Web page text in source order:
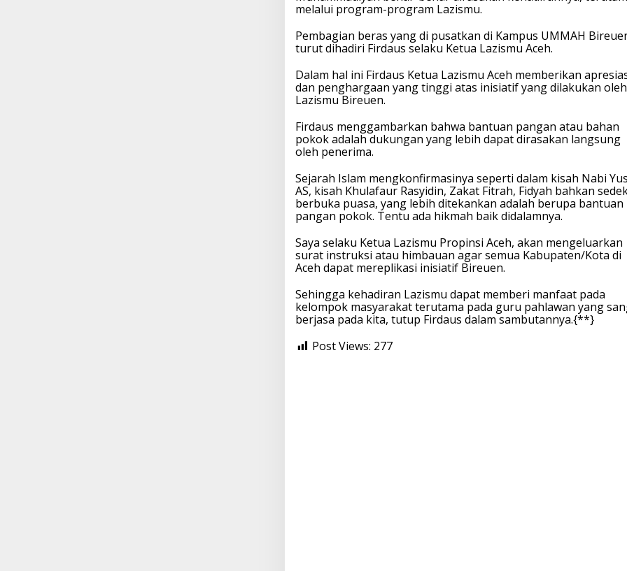
melalui program-program Lazismu.
Pembagian beras yang di pusatkan di Kampus UMMAH
turut dihadiri Firdaus selaku Ketua Lazismu Aceh.
Dalam hal ini Firdaus Ketua Lazismu Aceh memberikan
dan penghargaan yang tinggi atas inisiatif yang dilakukan oleh
Lazismu Bireuen.
Firdaus menggambarkan bahwa bantuan pangan atau bahan
pokok adalah dukungan yang lebih dapat dirasakan langsung
oleh penerima.
Sejarah Islam mengkonfirmasinya seperti dalam kisah Nabi
AS, kisah Khulafaur Rasyidin, Zakat Fitrah, Fidyah bahkan
berbuka puasa, yang lebih ditekankan adalah berupa bantuan
pangan pokok. Tentu ada hikmah baik didalamnya.
Saya selaku Ketua Lazismu Propinsi Aceh, akan mengeluarkan
surat instruksi atau himbauan agar semua Kabupaten/Kota di
Aceh dapat mereplikasi inisiatif Bireuen.
Sehingga kehadiran Lazismu dapat memberi manfaat pada
kelompok masyarakat terutama pada guru pahlawan yang
berjasa pada kita, tutup Firdaus dalam sambutannya.{**}
Post Views: 277